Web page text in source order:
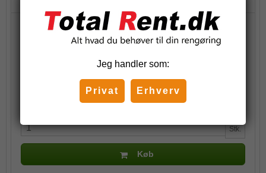
Sæt til terrasserens - (Tryksprøjte + Total Belægnings-
(inkl. moms)
Stk.
Køb
Jeg handler som:
Privat Erhverv